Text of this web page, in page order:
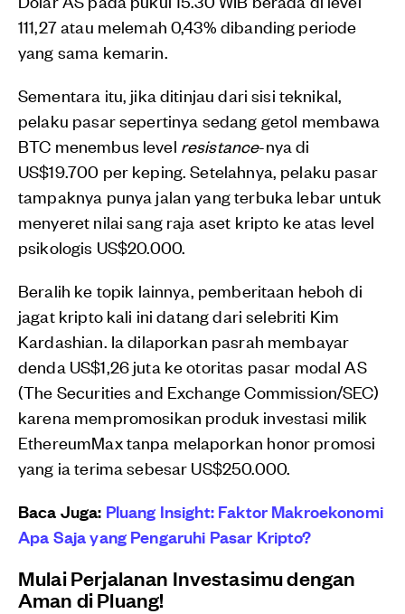
111,27 atau melemah 0,43% dibanding periode
yang sama kemarin.
Sementara itu, jika ditinjau dari sisi teknikal,
pelaku pasar sepertinya sedang getol membawa
BTC menembus level resistance-nya di
US$19.700 per keping. Setelahnya, pelaku pasar
tampaknya punya jalan yang terbuka lebar untuk
menyeret nilai sang raja aset kripto ke atas level
psikologis US$20.000.
Beralih ke topik lainnya, pemberitaan heboh di
jagat kripto kali ini datang dari selebriti Kim
Kardashian. Ia dilaporkan pasrah membayar
denda US$1,26 juta ke otoritas pasar modal AS
(The Securities and Exchange Commission/SEC)
karena mempromosikan produk investasi milik
EthereumMax tanpa melaporkan honor promosi
yang ia terima sebesar US$250.000.
Baca Juga: Pluang Insight: Faktor Makroekonomi
Apa Saja yang Pengaruhi Pasar Kripto?
Mulai Perjalanan Investasimu dengan
Aman di Pluang!